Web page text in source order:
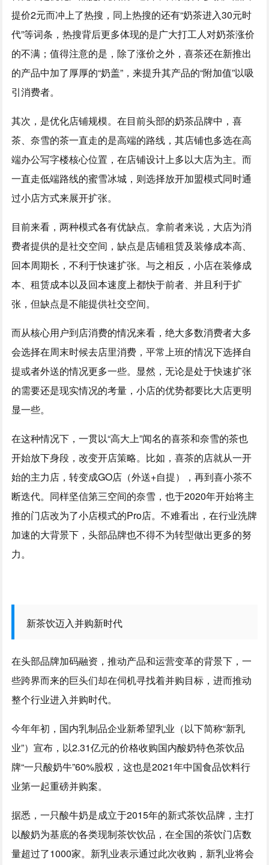
提价2元而冲上了热搜，同上热搜的还有“奶茶进入30元时
代”等词条，热搜背后更多体现的是广大打工人对奶茶涨价
的不满；值得注意的是，除了涨价之外，喜茶还在新推出
的产品中加了厚厚的“奶盖”，来提升其产品的“附加值”以吸
引消费者。
其次，是优化店铺规模。在目前头部的奶茶品牌中，喜
茶、奈雪的茶一直走的是高端的路线，其店铺也多选在高
端办公写字楼核心位置，在店铺设计上多以大店为主。而
一直走低端路线的蜜雪冰城，则选择放开加盟模式同时通
过小店方式来展开扩张。
目前来看，两种模式各有优缺点。拿前者来说，大店为消
费者提供的是社交空间，缺点是店铺租赁及装修成本高、
回本周期长，不利于快速扩张。与之相反，小店在装修成
本、租赁成本以及回本速度上都快于前者、并且利于扩
张，但缺点是不能提供社交空间。
而从核心用户到店消费的情况来看，绝大多数消费者大多
会选择在周末时候去店里消费，平常上班的情况下选择自
提或者外送的情况更多一些。显然，无论是处于快速扩张
的需要还是现实情况的考量，小店的优势都要比大店更明
显一些。
在这种情况下，一贯以“高大上”闻名的喜茶和奈雪的茶也
开始放下身段，改变开店策略。比如，喜茶的店就从一开
始的主力店，转变成GO店（外送+自提），再到喜小茶不
断迭代。同样坚信第三空间的奈雪，也于2020年开始将主
推的门店改为了小店模式的Pro店。不难看出，在行业洗牌
加速的大背景下，头部品牌也不得不为转型做出更多的努
力。
新茶饮迈入并购新时代
在头部品牌加码融资，推动产品和运营变革的背景下，一
些跨界而来的巨头们却在伺机寻找着并购目标，进而推动
整个行业进入并购时代。
今年年初，国内乳制品企业新希望乳业（以下简称“新乳
业”）宣布，以2.31亿元的价格收购国内酸奶特色茶饮品
牌“一只酸奶牛”60%股权，这也是2021年中国食品饮料行
业第一起重磅并购案。
据悉，一只酸牛奶是成立于2015年的新式茶饮品牌，主打
以酸奶为基底的各类现制茶饮饮品，在全国的茶饮门店数
量超过了1000家。新乳业表示通过此次收购，新乳业将会